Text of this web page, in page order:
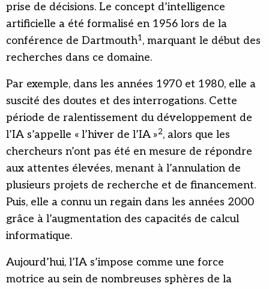
prise de décisions. Le concept d’intelligence
artificielle a été formalisé en 1956 lors de la
conférence de Dartmouth1, marquant le début des
recherches dans ce domaine.
Par exemple, dans les années 1970 et 1980, elle a
suscité des doutes et des interrogations. Cette
période de ralentissement du développement de
l’IA s’appelle « l’hiver de l’IA »2, alors que les
chercheurs n’ont pas été en mesure de répondre
aux attentes élevées, menant à l’annulation de
plusieurs projets de recherche et de financement.
Puis, elle a connu un regain dans les années 2000
grâce à l’augmentation des capacités de calcul
informatique.
Aujourd’hui, l’IA s’impose comme une force
motrice au sein de nombreuses sphères de la